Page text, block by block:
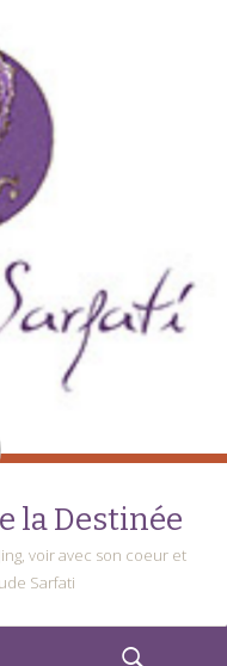
la Destinée
voir avec son coeur et
Sarfati